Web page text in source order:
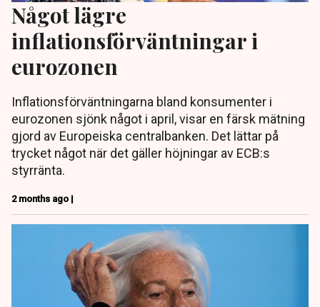
Något lägre
inflationsförväntningar i
eurozonen
Inflationsförväntningarna bland konsumenter i
eurozonen sjönk något i april, visar en färsk mätning
gjord av Europeiska centralbanken. Det lättar på
trycket något när det gäller höjningar av ECB:s
styrränta.
2 months ago |